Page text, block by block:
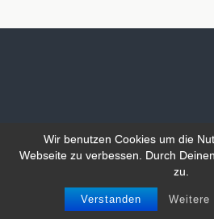
Wir benutzen Cookies um die
Webseite zu verbessen. Durch
zu.
Verstanden Weitere